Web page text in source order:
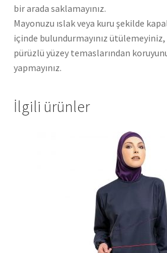
bir arada saklamayınız.
Mayonuzu ıslak veya kuru şekilde
içinde bulundurmayınız ütülemeyiniz,
pürüzlü yüzey temaslarından
yapmayınız.
İlgili ürünler